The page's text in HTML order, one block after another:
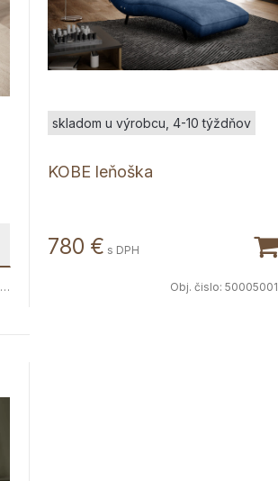
KOBE leňoška
skladom u výrobcu, 4-10 týždňov
780 € s DPH
Obj. čislo: 5000500110